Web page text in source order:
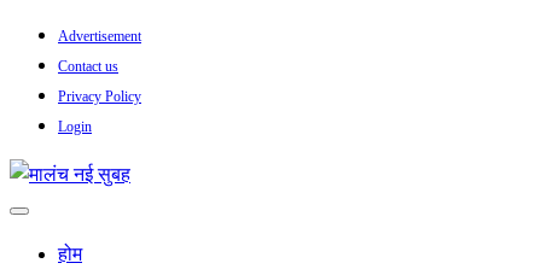
Skip
content
Advertisement
Contact us
Privacy Policy
Login
मालंच नई सुबह
होम